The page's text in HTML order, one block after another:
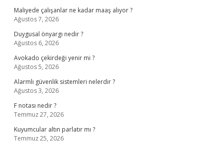
Maliyede çalışanlar ne kadar maaş alıyor ?
Ağustos 7, 2026
Duygusal önyargı nedir ?
Ağustos 6, 2026
Avokado çekirdeği yenir mi ?
Ağustos 5, 2026
Alarmlı güvenlik sistemleri nelerdir ?
Ağustos 3, 2026
F notası nedir ?
Temmuz 27, 2026
Kuyumcular altın parlatır mı ?
Temmuz 25, 2026